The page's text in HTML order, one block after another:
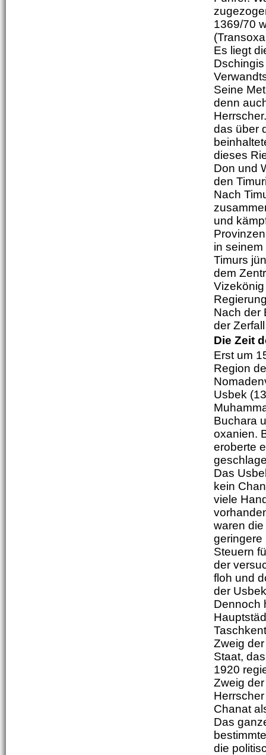
1369/70
Es liegt
Seine
denn
das über
dieses
Don und
den
Nach
und
in
Timurs
dem
Nach der
der
Die Zeit
Erst um
Region
Usbek
Buchara
oxanien.
eroberte
Das
kein
viele
waren
geringere
Steuern
der
floh und
der
Dennoch
Zweig
Staat,
1920
Zweig
Chanat
Das
die